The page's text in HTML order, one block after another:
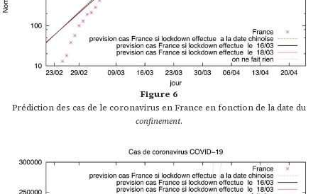
Figure 6
Prédiction des cas de le coronavirus en France en fonction de la date du
confinement.